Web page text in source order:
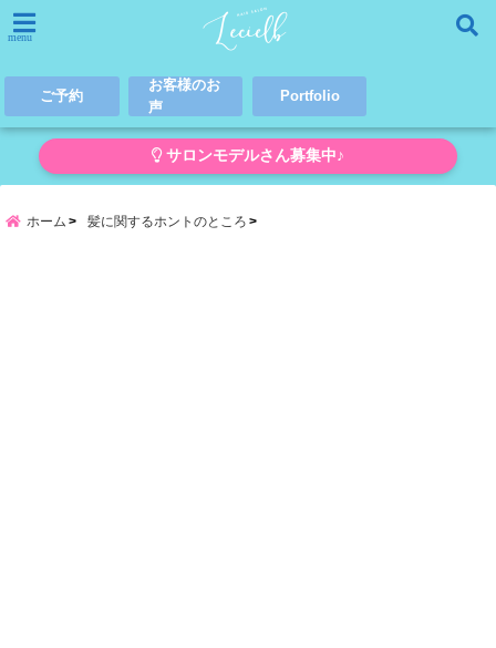
menu
ご予約
お客様のお
声
Portfolio
サロンモデルさん募集中♪
ホーム 髪に関するホントのところ